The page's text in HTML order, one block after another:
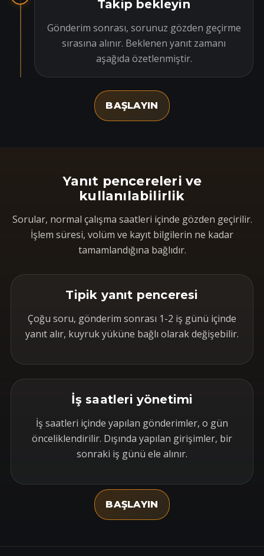
Takip bekleyin
Gönderim sonrası, sorunuz gözden geçirme
sırasına alınır. Beklenen yanıt zamanı
aşağıda özetlenmiştir.
BAŞLAYIN
Yanıt pencereleri ve
kullanılabilirlik
Sorular, normal çalışma saatleri içinde gözden geçirilir.
İşlem süresi, volüm ve kayıt bilgilerin ne kadar
tamamlandığına bağlıdır.
Tipik yanıt penceresi
Çoğu soru, gönderim sonrası 1-2 iş günü içinde
yanıt alır, kuyruk yüküne bağlı olarak değişebilir.
İş saatleri yönetimi
İş saatleri içinde yapılan gönderimler, o gün
önceliklendirilir. Dışında yapılan girişimler, bir
sonraki iş günü ele alınır.
BAŞLAYIN